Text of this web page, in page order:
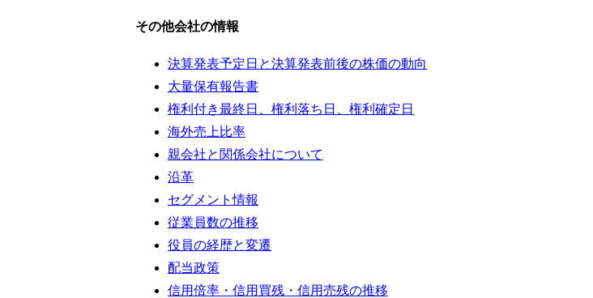
その他会社の情報
決算発表予定日と決算発表前後の株価の動向
大量保有報告書
権利付き最終日、権利落ち日、権利確定日
海外売上比率
親会社と関係会社について
沿革
セグメント情報
従業員数の推移
役員の経歴と変遷
配当政策
信用倍率・信用買残・信用売残の推移